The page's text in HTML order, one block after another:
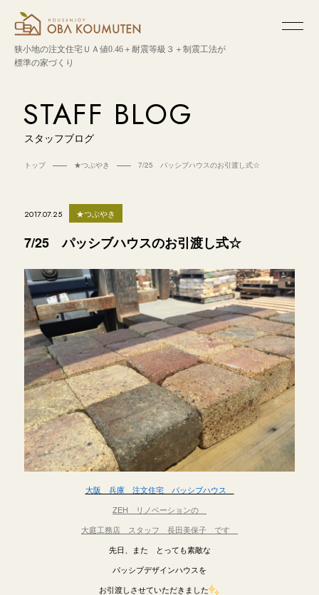
狭小地の注文住宅ＵＡ値0.46＋耐震等級３＋制震工法が
標準の家づくり
STAFF BLOG
スタッフブログ
トップ ★つぶやき 7/25 パッシブハウスのお引渡し式☆
2017.07.25 ★つぶやき
7/25 パッシブハウスのお引渡し式☆
大阪 兵庫 注文住宅 パッシブハウス
ZEH リノベーションの
大庭工務店 スタッフ 長田美保子 です
先日、また とっても素敵な
パッシブデザインハウスを
お引渡しさせていただきました